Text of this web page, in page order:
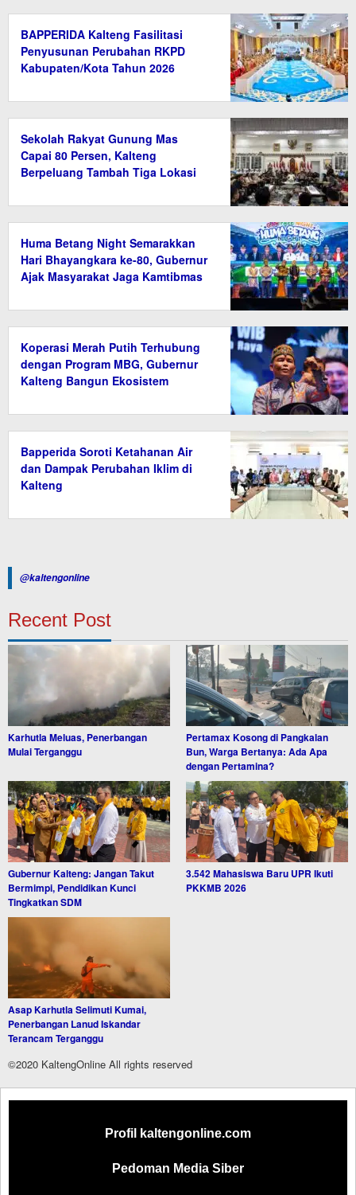
BAPPERIDA Kalteng Fasilitasi
Penyusunan Perubahan RKPD
Kabupaten/Kota Tahun 2026
Sekolah Rakyat Gunung Mas
Capai 80 Persen, Kalteng
Berpeluang Tambah Tiga Lokasi
Huma Betang Night Semarakkan
Hari Bhayangkara ke-80, Gubernur
Ajak Masyarakat Jaga Kamtibmas
Koperasi Merah Putih Terhubung
dengan Program MBG, Gubernur
Kalteng Bangun Ekosistem
Bapperida Soroti Ketahanan Air
dan Dampak Perubahan Iklim di
Kalteng
@kaltengonline
Recent Post
Karhutla Meluas, Penerbangan
Mulai Terganggu
Pertamax Kosong di Pangkalan
Bun, Warga Bertanya: Ada Apa
dengan Pertamina?
Gubernur Kalteng: Jangan Takut
Bermimpi, Pendidikan Kunci
Tingkatkan SDM
3.542 Mahasiswa Baru UPR Ikuti
PKKMB 2026
Asap Karhutla Selimuti Kumai,
Penerbangan Lanud Iskandar
Terancam Terganggu
©2020 KaltengOnline All rights reserved
Profil kaltengonline.com
Pedoman Media Siber